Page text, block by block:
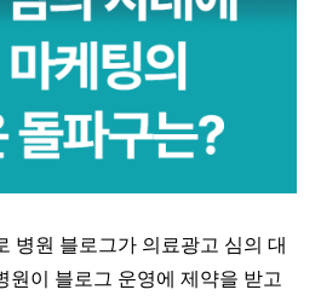
병원 블로그가 의료광고 심의 대
원이 블로그 운영에 제약을 받고